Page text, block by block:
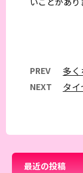
PREV 多
NEXT タイ
最近の投稿